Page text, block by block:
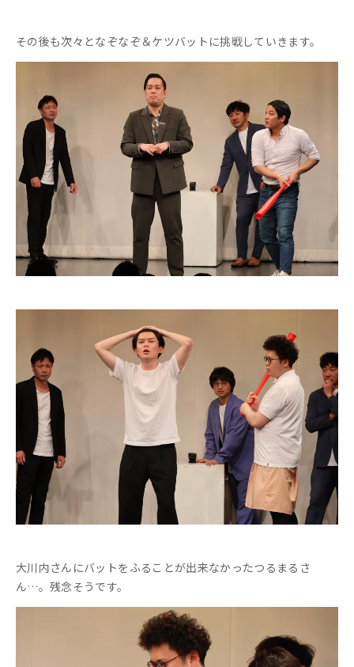
その後も次々となぞなぞ＆ケツバットに挑戦していきます。
大川内さんにバットをふることが出来なかったつるまるさ
ん…。残念そうです。